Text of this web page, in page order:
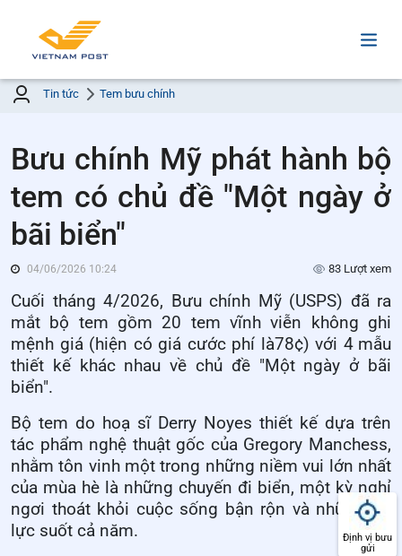
Tin tức Tem bưu chính
Bưu chính Mỹ phát hành bộ
tem có chủ đề "Một ngày ở
bãi biển"
04/06/2026 10:24 83 Lượt xem
Cuối tháng 4/2026, Bưu chính Mỹ (USPS) đã ra
mắt bộ tem gồm 20 tem vĩnhviễn không ghi
mệnh giá (hiện có giá cước phí là78¢) với 4 mẫu
thiết kế khác nhau về chủ đề "Một ngày ở bãi
biển".
Bộ tem do hoạ sĩ Derry Noyes thiết kế dựa trên
tác phẩm nghệ thuật gốc của Gregory Manchess,
nhằm tôn vinh một trong những niềm vui lớn nhất
của mùa hè là những chuyến đi biển, một kỳ nghỉ
ngơi thoát khỏi cuộc sống bận rộn và những áp
lực suốt cả năm.
Định vị bưu
gửi